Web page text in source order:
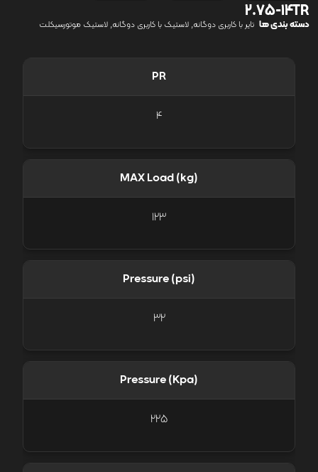
2.75-14TR
دسته بندی ها تایر با کاربری دوگانه, لاستیک با کاربری دوگانه, لاستیک موتورسیکلت
PR
4
MAX Load (kg)
123
Pressure (psi)
32
Pressure (Kpa)
225